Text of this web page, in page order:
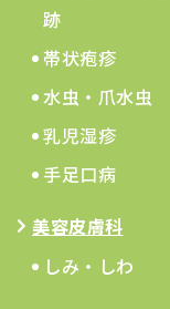
跡
帯状疱疹
水虫・爪水虫
乳児湿疹
手足口病
美容皮膚科
しみ・しわ